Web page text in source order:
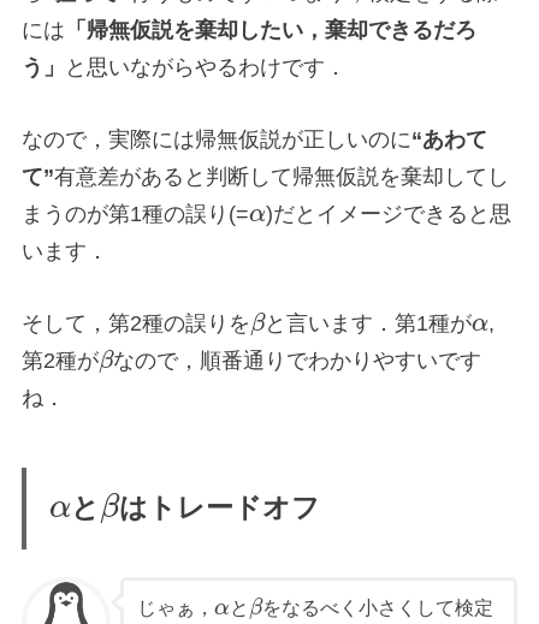
には 「帰無仮説を棄却したい，棄却できるだろ
う」
と思いながらやるわけです．
なので，実際には帰無仮説が正しいのに“あわて
て”有意差があると判断して帰無仮説を棄却してし
まうのが第1種の誤り(=α)だとイメージできると思
います．
そして，第2種の誤りをβと言います．第1種がα,
第2種がβなので，順番通りでわかりやすいです
ね．
αとβはトレードオフ
じゃぁ， αと βをなるべく小さくして検定